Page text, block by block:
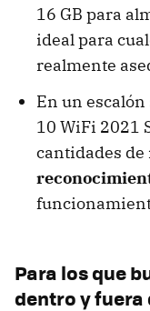
16 GB para
ideal para
realmente
En un
10 WiFi 2021
cantidades
Para los que
dentro y fuera